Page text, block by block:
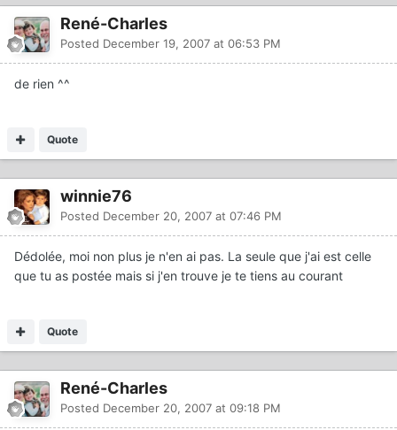
René-Charles
Posted December 19, 2007 at 06:53 PM
de rien ^^
Quote
winnie76
Posted December 20, 2007 at 07:46 PM
Dédolée, moi non plus je n'en ai pas. La seule que j'ai est celle
que tu as postée mais si j'en trouve je te tiens au courant
Quote
René-Charles
Posted December 20, 2007 at 09:18 PM